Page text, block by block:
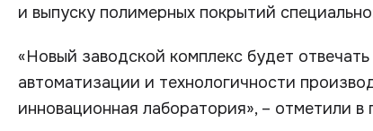
и выпуску полимерных покрытий
«Новый заводской комплекс будет
автоматизации и технологичности
инновационная лаборатория», – отметили в